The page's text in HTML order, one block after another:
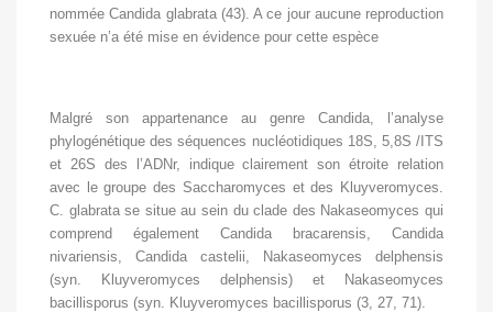
nommée Candida glabrata (43). A ce jour aucune reproduction
sexuée n’a été mise en évidence pour cette espèce
Malgré son appartenance au genre Candida, l’analyse
phylogénétique des séquences nucléotidiques 18S, 5,8S /ITS
et 26S des l’ADNr, indique clairement son étroite relation
avec le groupe des Saccharomyces et des Kluyveromyces.
C. glabrata se situe au sein du clade des Nakaseomyces qui
comprend également Candida bracarensis, Candida
nivariensis, Candida castelii, Nakaseomyces delphensis
(syn. Kluyveromyces delphensis) et Nakaseomyces
bacillisporus (syn. Kluyveromyces bacillisporus (3, 27, 71).